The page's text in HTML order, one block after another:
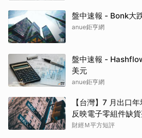
盤中速報 - Bonk大
anue鉅亨網
盤中速報 -
美元
anue鉅亨網
【台灣】7 月出口
反映電子零組件缺
財經Ｍ平方短評